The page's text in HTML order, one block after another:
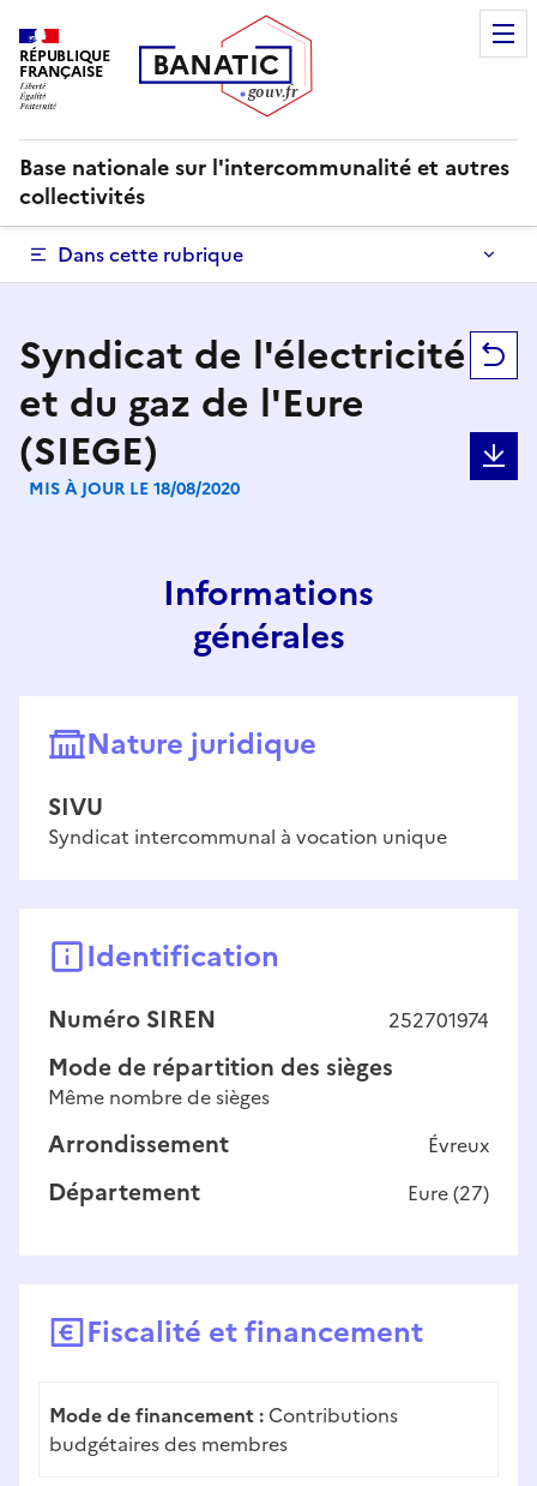
RÉPUBLIQUE
FRANÇAISE BANATIC
gouv.fr
Base nationale sur l'intercommunalité et autres
collectivités
Dans cette rubrique
Syndicat de l'électricité
et du gaz de l'Eure
(SIEGE)
MIS À JOUR LE 18/08/2020
Informations
générales
Nature juridique
SIVU
Syndicat intercommunal à vocation unique
Identification
Numéro SIREN 252701974
Mode de répartition des sièges
Même nombre de sièges
Arrondissement Évreux
Département Eure(27)
Fiscalité et financement
Mode de financement : Contributions
budgétaires des membres